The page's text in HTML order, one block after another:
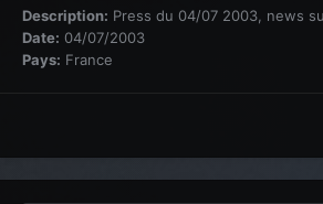
Description: Press du 04/07 2003, news
Date: 04/07/2003
Pays: France